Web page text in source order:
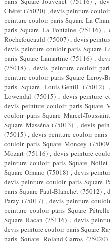
Chéret (75020) , devis peinture
peinture couloir paris Square La
paris Square La Fontaine (75116)
Rochefoucauld (75007) , devis
devis peinture couloir paris Square
paris Square Lamartine (75116) ,
(75018) , devis peinture couloir
peinture couloir paris Square Leroy-
paris Square Louis-Gentil
Lowendal (75015) , devis peinture
devis peinture couloir paris Square
couloir paris Square Marcel-
Square Masséna (75013) , devis
(75015) , devis peinture couloir
couloir paris Square Moncey
Mozart (75116) , devis peinture
peinture couloir paris Square
Square Ornano (75018) , devis
devis peinture couloir paris Square
paris Square Paul-Blanchet (75012)
Paray (75017) , devis peinture
peinture couloir paris Square
Square Racan (75116) , devis
devis peinture couloir paris Square
paris Square Roland-Garros